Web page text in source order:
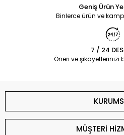
Geniş Ürün
Binlerce ürün ve
7 / 24
Öneri ve şikayetlerinizi
MÜŞTERİ